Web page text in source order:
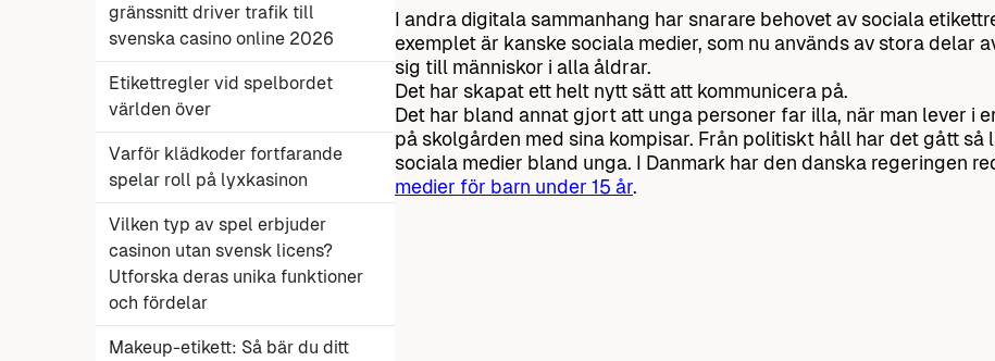
gränssnitt driver trafik till
svenska casino online 2026
Etikettregler vid spelbordet
världen över
Varför klädkoder fortfarande
spelar roll på lyxkasinon
Vilken typ av spel erbjuder
casinon utan svensk licens?
Utforska deras unika funktioner
och fördelar
Makeup-etikett: Så bär du ditt
I andra digitala sammanhang har snarare behovet av sociala
exemplet är kanske sociala medier, som nu används av stora delar
sig till människor i alla åldrar.
Det har skapat ett helt nytt sätt att kommunicera på.
Det har bland annat gjort att unga personer far illa, när man lever i
på skolgården med sina kompisar. Från politiskt håll har det gått
sociala medier bland unga. I Danmark har den danska regeringen
medier för barn under 15 år.